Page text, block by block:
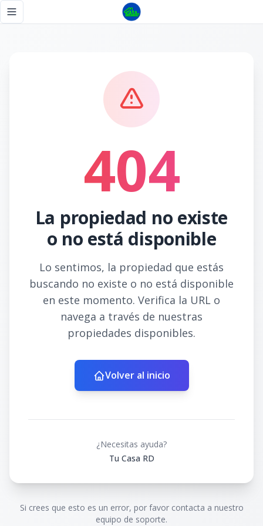
Toggle navigation menu
404
La propiedad no existe
o no está disponible
Lo sentimos, la propiedad que estás
buscando no existe o no está disponible
en este momento. Verifica la URL o
navega a través de nuestras
propiedades disponibles.
Volver al inicio
¿Necesitas ayuda?
Tu Casa RD
Si crees que esto es un error, por favor contacta a nuestro
equipo de soporte.
Página no encontrada - Tu Casa RD